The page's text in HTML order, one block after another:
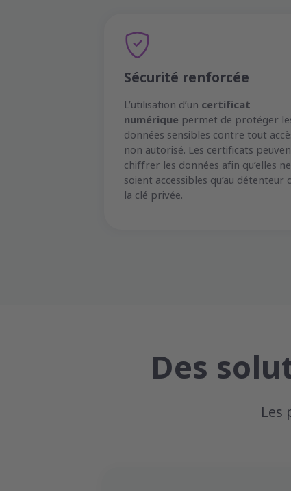
Sécurité renforcée
L’utilisation d’un certificat
numérique permet de protéger
données sensibles contre tout
non autorisé. Les certificats
chiffrer les données afin qu’elles ne
soient accessibles qu’au détenteur
la clé privée.
Des
Les